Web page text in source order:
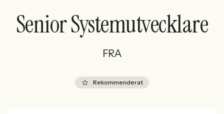
Ny här? Skapa konto
Senior Systemutvecklare
FRA
Rekommenderat